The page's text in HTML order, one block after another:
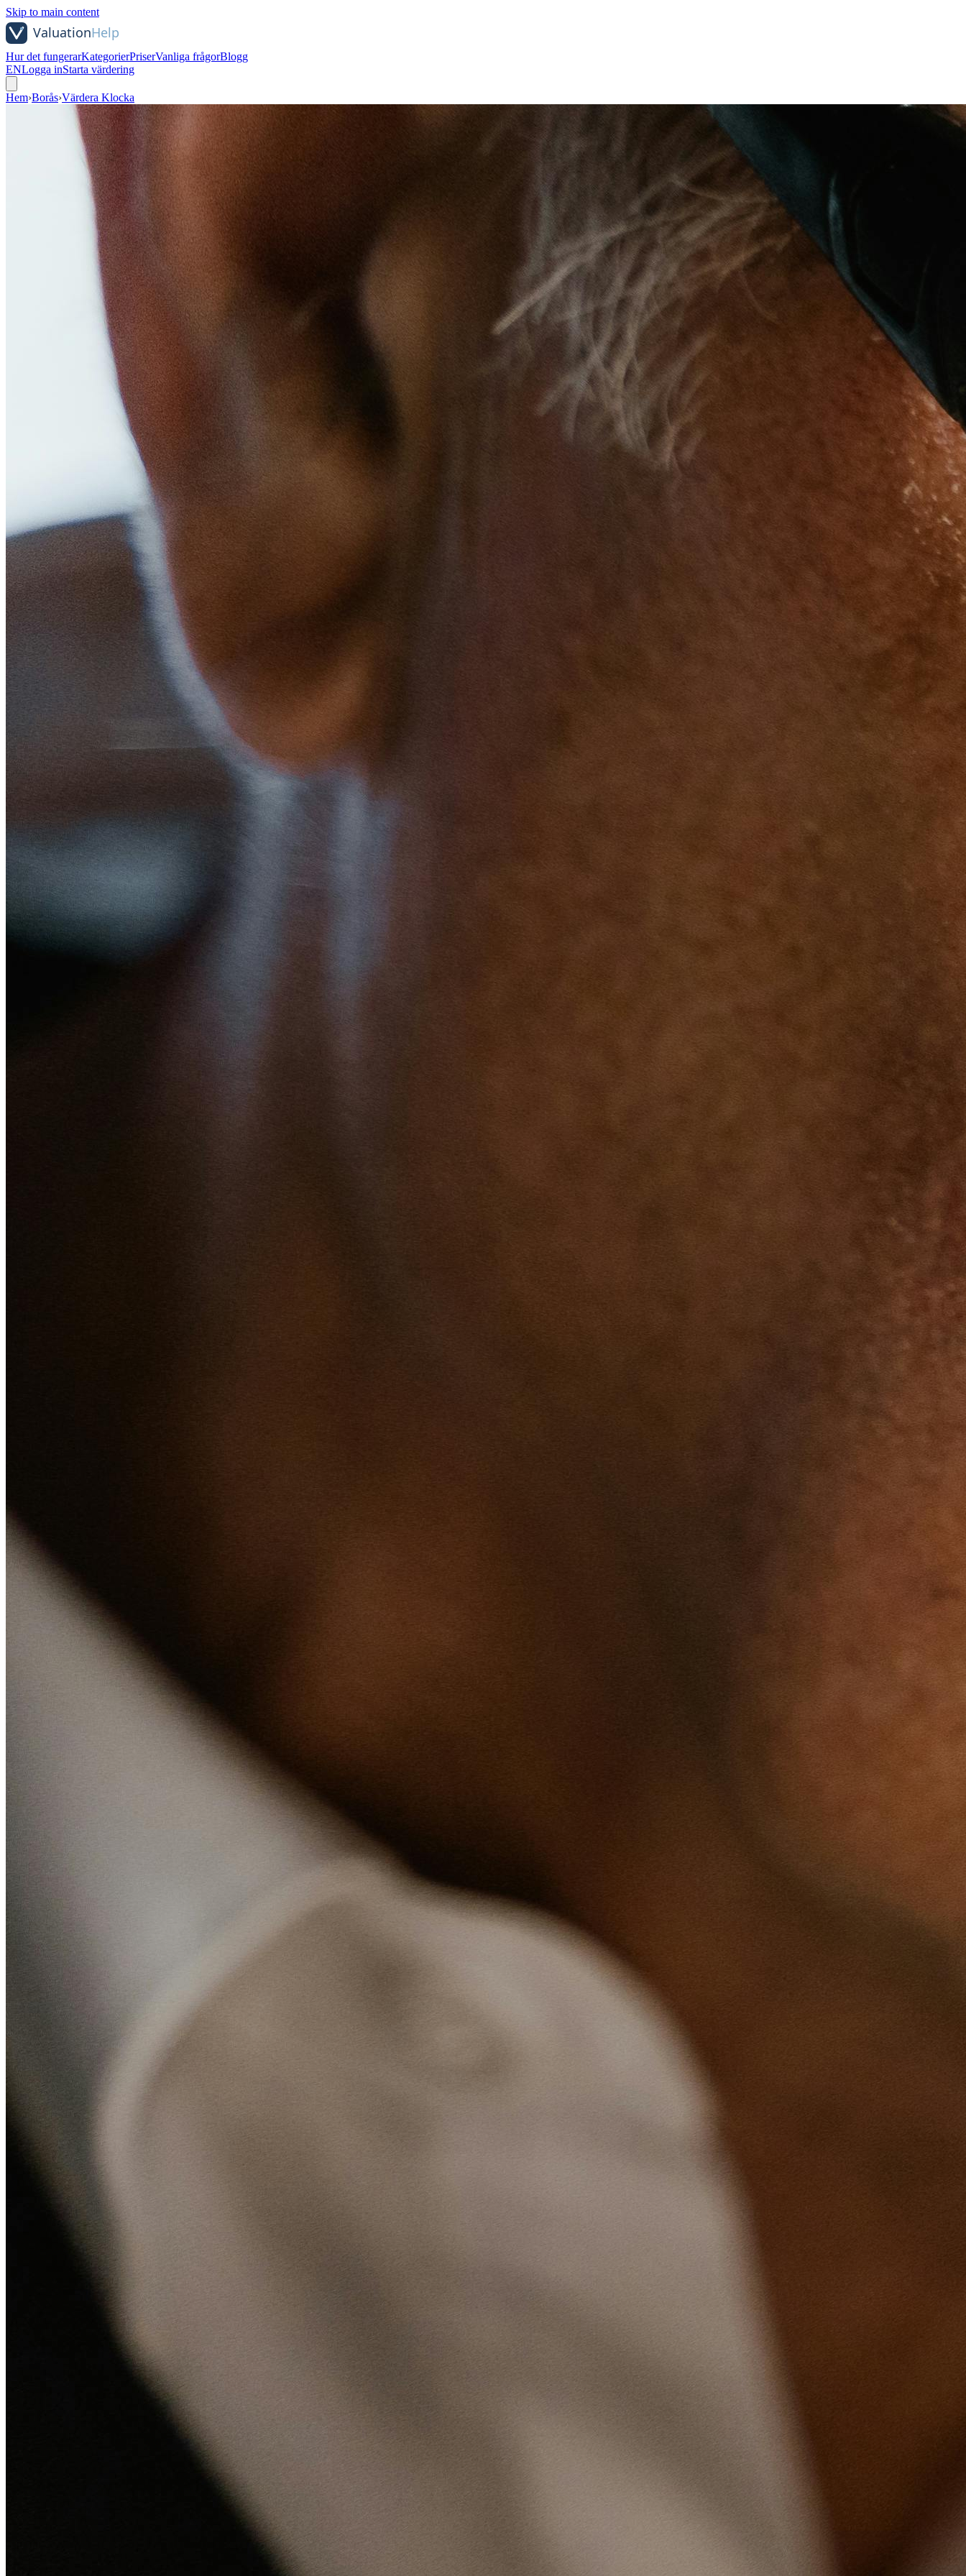
Skip to main content
Hur det fungerarKategorierPriserVanliga frågorBlogg
ENLogga inStarta värdering
Hem›Borås›Värdera Klocka